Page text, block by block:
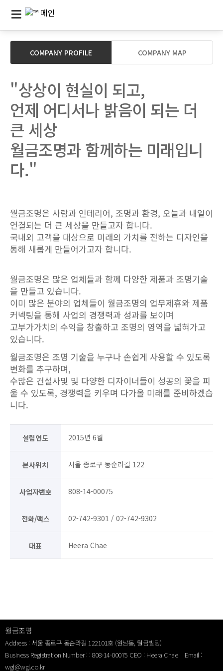
COMPANY PROFILE COMPANY MAP
"상상이 현실이 되고,
언제 어디서나 밝음이 되는 더
큰 세상
월금조명과 함께하는 미래입니
다."
월금조명은 사람과 인테리어, 조명과 환경, 오늘과 내일이
연결되는 더 큰 세상을 만들고자 합니다.
국내외 고객을 대상으로 미래의 가치를 전하는 디자인을
통해 새롭게 만들어가고자 합니다.
월금조명은 많은 업체들과 함께 다양한 제품과 조명기술
을 만들고 있습니다.
이미 많은 분야의 업체들이 월금조명의 업무제휴와 제품
커넥팅을 통해 사업의 경쟁력과 성과를 보이며
고부가가치의 수익을 창출하고 조명의 영역을 넓혀가고
있습니다.
월금조명은 조명 기술을 누구나 손쉽게 사용할 수 있도록
변화를 추구하며,
수많은 건설사및 및 다양한 디자이너들이 성공의 꽃을 피
울 수 있도록, 경쟁력을 키우며 다가올 미래를 준비하겠습
니다.
설립연도 2015년 6월
본사위치 서울 종로구 동순라길 122
사업자번호 808-14-00075
전화/팩스 02-742-9301 / 02-742-9302
대표 Heera Chae
월금조명
Address : 서울 종로구 동순라길 122101호 (원남동, 월금빌딩)
Business Registration Number : : 808-14-00075 CEO : Heera Chae
Email :
wgl@wgl.co.kr